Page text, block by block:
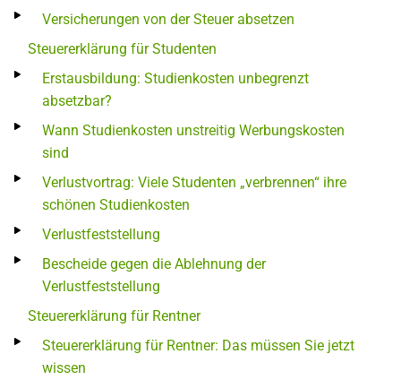
Versicherungen von der Steuer absetzen
Steuererklärung für Studenten
Erstausbildung: Studienkosten unbegrenzt
absetzbar?
Wann Studienkosten unstreitig Werbungskosten
sind
Verlustvortrag: Viele Studenten „verbrennen“ ihre
schönen Studienkosten
Verlustfeststellung
Bescheide gegen die Ablehnung der
Verlustfeststellung
Steuererklärung für Rentner
Steuererklärung für Rentner: Das müssen Sie jetzt
wissen